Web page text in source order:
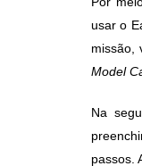
usar o
missão,
Model
Na
passos.